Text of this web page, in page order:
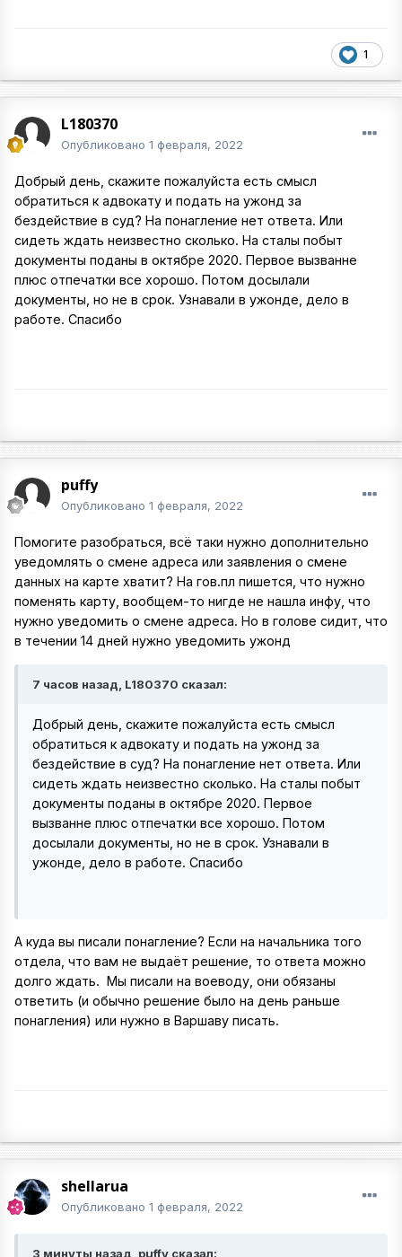
1
L180370
Опубликовано 1 февраля, 2022
Добрый день, скажите пожалуйста есть смысл
обратиться к адвокату и подать на ужонд за
бездействие в суд? На понагление нет ответа. Или
сидеть ждать неизвестно сколько. На сталы побыт
документы поданы в октябре 2020. Первое вызванне
плюс отпечатки все хорошо. Потом досылали
документы, но не в срок. Узнавали в ужонде, дело в
работе. Спасибо
puffy
Опубликовано 1 февраля, 2022
Помогите разобраться, всё таки нужно дополнительно
уведомлять о смене адреса или заявления о смене
данных на карте хватит? На гов.пл пишется, что нужно
поменять карту, вообщем-то нигде не нашла инфу, что
нужно уведомить о смене адреса. Но в голове сидит, что
в течении 14 дней нужно уведомить ужонд
7 часов назад, L180370 сказал:
Добрый день, скажите пожалуйста есть смысл
обратиться к адвокату и подать на ужонд за
бездействие в суд? На понагление нет ответа. Или
сидеть ждать неизвестно сколько. На сталы побыт
документы поданы в октябре 2020. Первое
вызванне плюс отпечатки все хорошо. Потом
досылали документы, но не в срок. Узнавали в
ужонде, дело в работе. Спасибо
А куда вы писали понагление? Если на начальника того
отдела, что вам не выдаёт решение, то ответа можно
долго ждать. Мы писали на воеводу, они обязаны
ответить (и обычно решение было на день раньше
понагления) или нужно в Варшаву писать.
shellarua
Опубликовано 1 февраля, 2022
3 минуты назад, puffy сказал: